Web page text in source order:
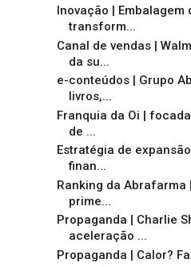
Inovação |
transform...
Canal de vendas |
da su...
e-conteúdos | Grupo
livros,...
Franquia da Oi |
de ...
Estratégia de
finan...
Ranking da Abrafarma
prime...
Propaganda | Charlie
aceleração ...
Propaganda | Calor?